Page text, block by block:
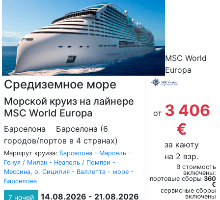
MSC World
Europa
Средиземное море
Морской круиз на лайнере
MSC World Europa
Барселона
Барселона (6
городов/портов в 4 странах)
Маршрут круиза: Барселона - Марсель -
Генуя / Милан - Неаполь / Помпеи -
Мессина, о. Сицилия - Валлетта - море -
Барселона
7 ночей 14.08.2026 - 21.08.2026
от 3 406
€
за каюту
на 2 взр.
В стоимость
включены:
портовые сборы 360
€
сервисные сборы
включены